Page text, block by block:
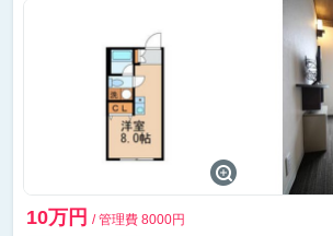
10万円 / 管理費 8000円